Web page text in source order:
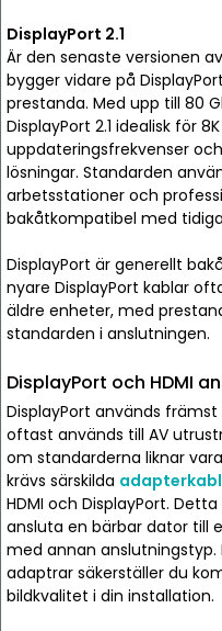
DisplayPort 2.1
Är den senaste versionen
bygger vidare på
prestanda. Med upp till 80
DisplayPort 2.1 idealisk för
uppdateringsfrekvenser
lösningar. Standarden
arbetsstationer och
bakåtkompatibel med
DisplayPort är generellt
nyare DisplayPort kablar
äldre enheter, med
standarden i anslutningen.
DisplayPort och HDMI
DisplayPort används
oftast används till AV
om standarderna liknar
krävs särskilda
HDMI och DisplayPort.
ansluta en bärbar dator till
med annan anslutningstyp.
adaptrar säkerställer du
bildkvalitet i din installation.